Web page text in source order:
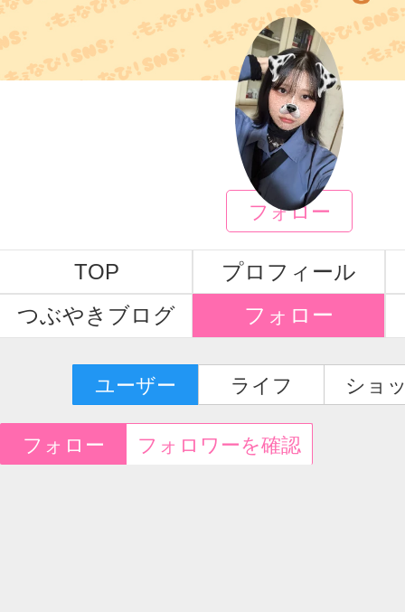
榊ましろ
フォロー
TOP
プロフィール
つぶやきブログ
フォロー
ユーザー ライフ ショ
フォロー フォロワーを確認